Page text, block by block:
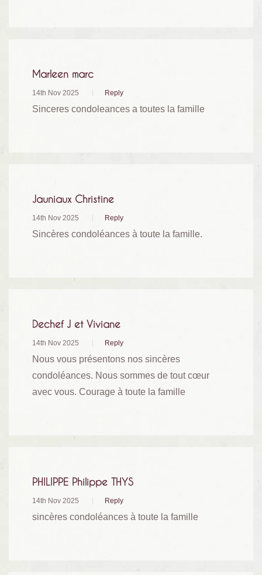
Marleen marc
14th Nov 2025 Reply
Sinceres condoleances a toutes la famille
Jauniaux Christine
14th Nov 2025 Reply
Sincères condoléances à toute la famille.
Dechef J et Viviane
14th Nov 2025 Reply
Nous vous présentons nos sincères
condoléances. Nous sommes de tout cœur
avec vous. Courage à toute la famille
PHILIPPE Philippe THYS
14th Nov 2025 Reply
sincères condoléances à toute la famille